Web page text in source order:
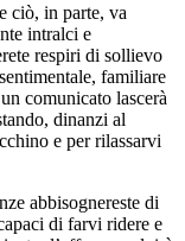
ciò, in parte, va
intralci e
respiri di sollievo
familiare
comunicato lascerà
dinanzi al
e per rilassarvi
abbisognereste di
di farvi ridere e